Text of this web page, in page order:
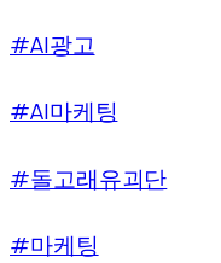
#AI광고
#AI마케팅
#돌고래유괴단
#마케팅